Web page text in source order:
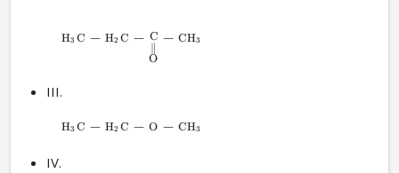
HX
3 C − HX
2 C − C
∥
O
− CHX
3
III.
HX
3 C − HX
2 C − O − CHX
3
IV.